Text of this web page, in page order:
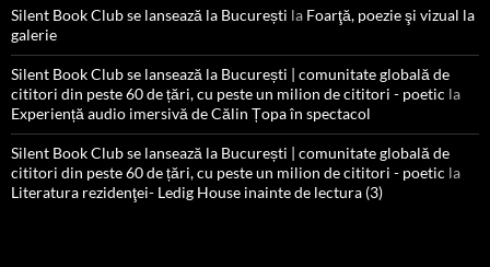
Silent Book Club se lansează la București la Foarţă, poezie şi vizual la
galerie
Silent Book Club se lansează la București | comunitate globală de
cititori din peste 60 de țări, cu peste un milion de cititori - poetic la
Experiență audio imersivă de Călin Țopa în spectacol
Silent Book Club se lansează la București | comunitate globală de
cititori din peste 60 de țări, cu peste un milion de cititori - poetic la
Literatura rezidenţei- Ledig House inainte de lectura (3)